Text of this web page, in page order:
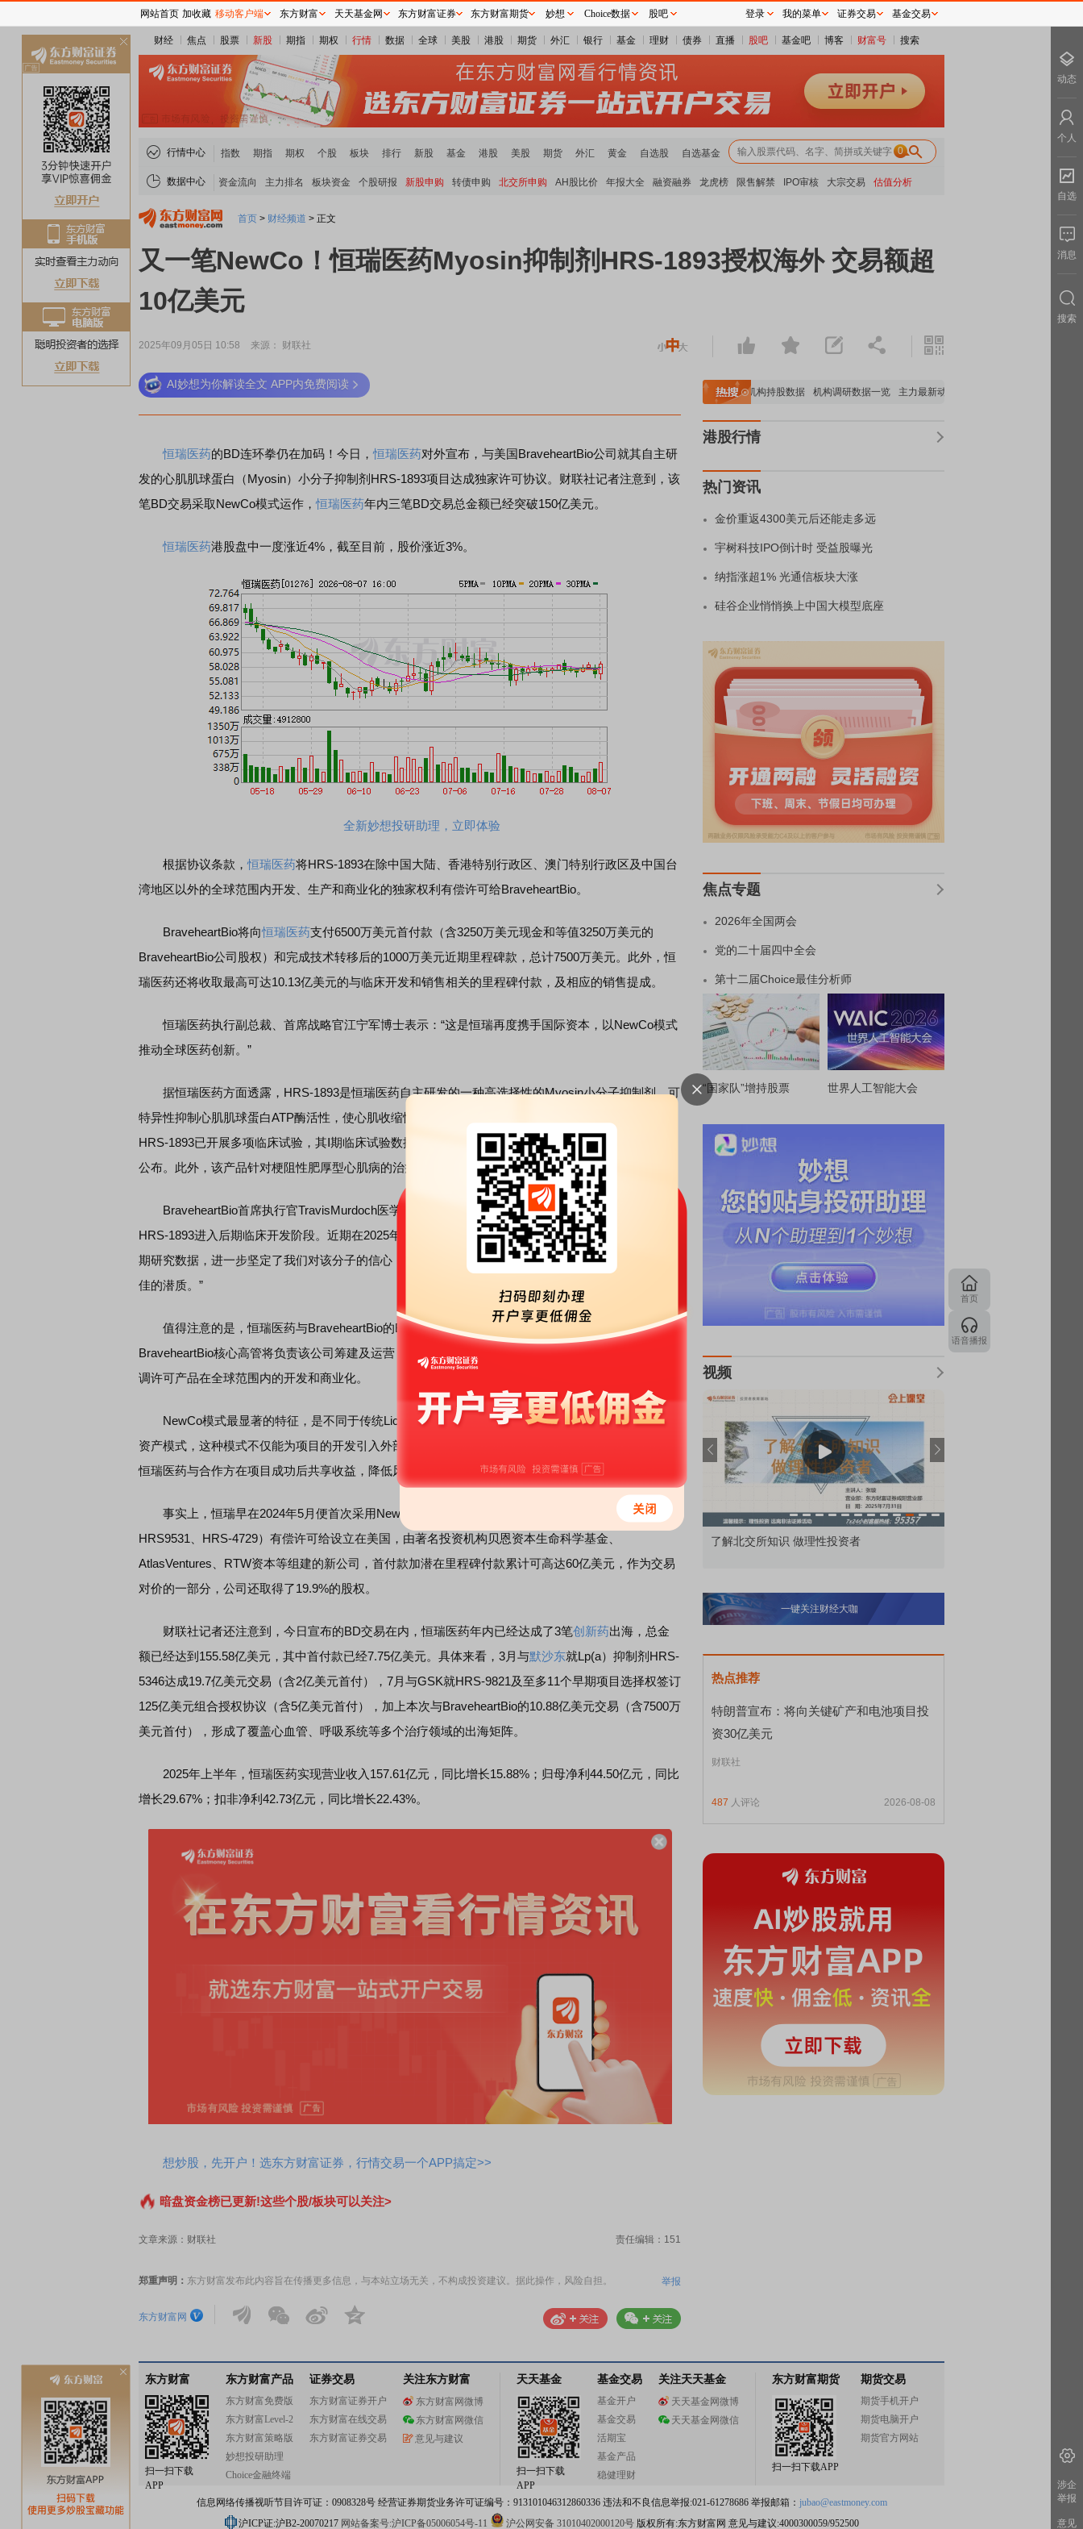
财经 焦点 股票 新股 期指 期权 行情 数据 全球 美股 港股 期货 外汇 银行 基金 理财 债券 直播 股吧 基金吧 博客 财富号 搜索
行情中心 指数 期指 期权 个股 板块 排行 新股 基金 港股 美股 期货 外汇 黄金 自选股 自选基金 0
数据中心 资金流向 主力排名 板块资金 个股研报 新股申购 转债申购 北交所申购 AH股比价 年报大全 融资融券 龙虎榜 限售解禁 IPO审核 大宗交易 估值分析
首页 > 财经频道 > 正文
又一笔NewCo！恒瑞医药Myosin抑制剂HRS-1893授权海外 交易额超
10亿美元
2025年09月05日 10:58 来源： 财联社
AI妙想为你解读全文 APP内免费阅读
恒瑞医药的BD连环拳仍在加码！今日， 恒瑞医药对外宣布，与美国BraveheartBio公司就其自主研
发的心肌肌球蛋白（Myosin）小分子抑制剂HRS-1893项目达成独家许可协议。财联社记者注意到，该
笔BD交易采取NewCo模式运作， 恒瑞医药年内三笔BD交易总金额已经突破150亿美元。
恒瑞医药港股盘中一度涨近4%，截至目前，股价涨近3%。
全新妙想投研助理，立即体验
根据协议条款， 恒瑞医药将HRS-1893在除中国大陆、香港特别行政区、澳门特别行政区及中国台
湾地区以外的全球范围内开发、生产和商业化的独家权利有偿许可给BraveheartBio。
BraveheartBio将向恒瑞医药支付6500万美元首付款（含3250万美元现金和等值3250万美元的
BraveheartBio公司股权）和完成技术转移后的1000万美元近期里程碑款，总计7500万美元。此外，恒
瑞医药还将收取最高可达10.13亿美元的与临床开发和销售相关的里程碑付款，及相应的销售提成。
恒瑞医药执行副总裁、首席战略官江宁军博士表示：“这是恒瑞再度携手国际资本，以NewCo模式
推动全球医药创新。”
据恒瑞医药方面透露，HRS-1893是恒瑞医药自主研发的一种高选择性的Myosin小分子抑制剂，可
特异性抑制心肌肌球蛋白ATP酶活性，使心肌收缩性能正常化，减少左心室肥厚并改善舒张期顺应性。
HRS-1893已开展多项临床试验，其Ⅰ期临床试验数据近期已在2025年欧洲心脏病学会（ESC）大会上
公布。此外，该产品针对梗阻性肥厚型心肌病的治疗已启动Ⅲ期临床。
BraveheartBio首席执行官TravisMurdoch医学博士表示：“我们非常高兴与恒瑞医药携手，推动
HRS-1893进入后期临床开发阶段。近期在2025年欧洲心脏病学会（ESC）大会上公布的HRS-1893的Ⅰ
期研究数据，进一步坚定了我们对该分子的信心，我们相信HRS-1893具备心肌肌球蛋白抑制剂同类最
佳的潜质。”
值得注意的是，恒瑞医药与BraveheartBio的BD交易采取的是NewCo模式，投资方与
BraveheartBio核心高管将负责该公司筹建及运营，恒瑞将与BraveheartBio设立联合管理委员会，以协
调许可产品在全球范围内的开发和商业化。
NewCo模式最显著的特征，是不同于传统License-out的一次性权利转让，也区别于自建团队的重
资产模式，这种模式不仅能为项目的开发引入外部资金，减轻研发投入压力，还能通过股权绑定，使
恒瑞医药与合作方在项目成功后共享收益，降低风险的同时实现价值最大化。
事实上，恒瑞早在2024年5月便首次采用NewCo模式，将GLP-1类
组合（HRS-7535、
HRS9531、HRS-4729）有偿许可给设立在美国，由著名投资机构贝恩资本生命科学基金、
AtlasVentures、RTW资本等组建的新公司，首付款加潜在里程碑付款累计可高达60亿美元，作为交易
对价的一部分，公司还取得了19.9%的股权。
财联社记者还注意到，今日宣布的BD交易在内，恒瑞医药年内已经达成了3笔创新药出海，总金
额已经达到155.58亿美元，其中首付款已经7.75亿美元。具体来看，3月与默沙东就Lp(a）抑制剂HRS-
5346达成19.7亿美元交易（含2亿美元首付），7月与GSK就HRS-9821及至多11个早期项目选择权签订
125亿美元组合授权协议（含5亿美元首付），加上本次与BraveheartBio的10.88亿美元交易（含7500万
美元首付），形成了覆盖心血管、呼吸系统等多个治疗领域的出海矩阵。
2025年上半年，恒瑞医药实现营业收入157.61亿元，同比增长15.88%；归母净利44.50亿元，同比
增长29.67%；扣非净利42.73亿元，同比增长22.43%。
想炒股，先开户！选东方财富证券，行情交易一个APP搞定>>
暗盘资金榜已更新!这些个股/板块可以关注>
文章来源：财联社 责任编辑：151
郑重声明： 东方财富发布此内容旨在传播更多信息，与本站立场无关，不构成投资建议。据此操作，风险自担。 举报
东方财富网
稀土板块领涨 A股估值分析全览 重要机构持股数据 机构调研数据一览 主力最新动向
港股行情
热门资讯
金价重返4300美元后还能走多远
宇树科技IPO倒计时 受益股曝光
纳指涨超1% 光通信板块大涨
硅谷企业悄悄换上中国大模型底座
焦点专题
2026年全国两会
党的二十届四中全会
第十二届Choice最佳分析师
“国家队”增持股票 世界人工智能大会
视频
首席连线｜东方财富证券陈果：A股再平衡的
风，将吹向何处
债券知识通识：从基础认知到特色品种 了解北交所知识 做理性投资者 市价委托那么多种，究竟怎么用？
一键关注财经大咖
热点推荐
特朗普宣布：将向关键矿产和电池项目投
资30亿美元
财联社
487 人评论 2026-08-08
首页
语音播报
东方财富
扫一扫下载
APP
东方财富产品
东方财富免费版
东方财富Level-2
东方财富策略版
妙想投研助理
Choice金融终端
证券交易
东方财富证券开户
东方财富在线交易
东方财富证券交易
关注东方财富
东方财富网微博
东方财富网微信
意见与建议
天天基金
扫一扫下载
APP
基金交易
基金开户
基金交易
活期宝
基金产品
稳健理财
关注天天基金
天天基金网微博
天天基金网微信
东方财富期货
扫一扫下载APP
期货交易
期货手机开户
期货电脑开户
期货官方网站
信息网络传播视听节目许可证：0908328号 经营证券期货业务许可证编号：913101046312860336 违法和不良信息举报:021-61278686 举报邮箱： jubao@eastmoney.com
沪ICP证:沪B2-20070217 网站备案号:沪ICP备05006054号-11 沪公网安备 31010402000120号版权所有:东方财富网 意见与建议:4000300059/952500
网站首页 加收藏 移动客户端 东方财富 天天基金网 东方财富证券 东方财富期货 妙想 Choice数据 股吧 登录 我的菜单 证券交易 基金交易
动态
个人
自选
消息
搜索
涉企
举报
意见
关